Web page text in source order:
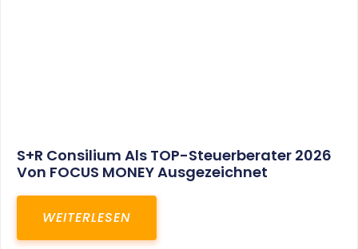
S+R Consilium Als TOP-Steuerberater 2026
Von FOCUS MONEY Ausgezeichnet
WEITERLESEN